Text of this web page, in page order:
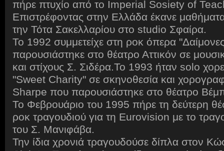
πήρε πτυχίο από το Imperial Sosiety of
Επιστρέφοντας στην Ελλάδα έκανε
την Τότα Σακελλαρίου στο studio Σφαίρα.
Το 1992 συμμετείχε στη ροκ όπερα
παρουσιάστηκε στο θέατρο Αττικόν σε
και στίχους Σ. Σιδέρα.Το 1993 ήταν solo
"Sweet Charity" σε σκηνοθεσία και
Sharpe που παρουσιάστηκε στο θέατρο
Το Φεβρουάριο του 1995 πήρε τη δεύτερη
ροκ τραγουδιού για τη Eurovision με το
του Σ. Μανιφάβα.
Την ίδια χρονιά τραγουδούσε δίπλα στον